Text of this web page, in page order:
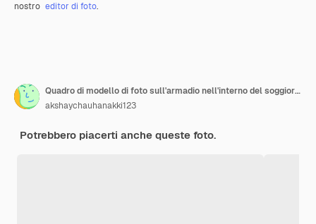
nostro editor di foto.
Quadro di modello di foto sull'armadio nell'interno del soggiorno sullo sfondo vuoto e scuro della parete
akshaychauhanakki123
Potrebbero piacerti anche queste foto.